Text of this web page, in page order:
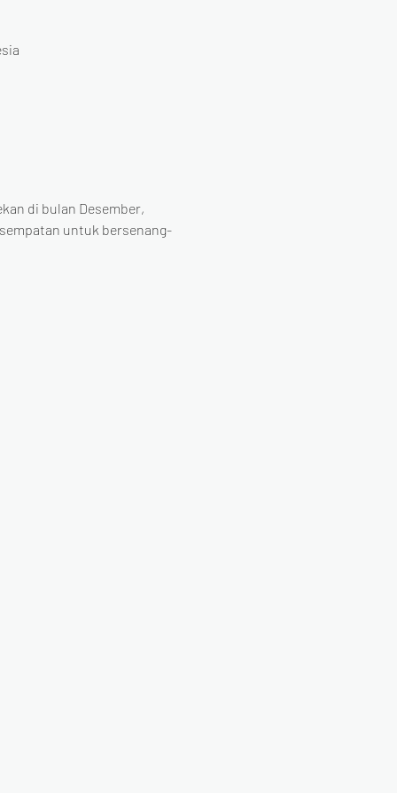
di bulan Desember,
untuk bersenang-